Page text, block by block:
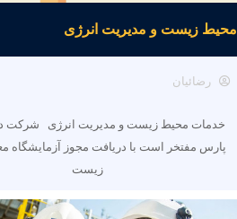
محیط زیست و مدیریت انرژی
رضائیان
خدمات محیط زیست و مدیریت انرژی شرکت
پارس مفتخر است با دریافت مجوز آزمایشگاه
زیست